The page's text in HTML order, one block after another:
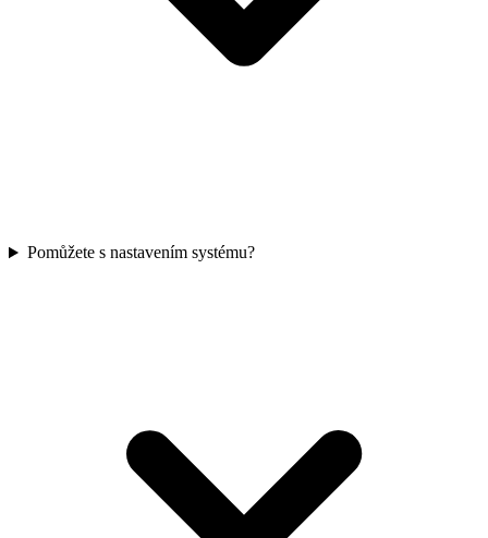
Pomůžete s nastavením systému?